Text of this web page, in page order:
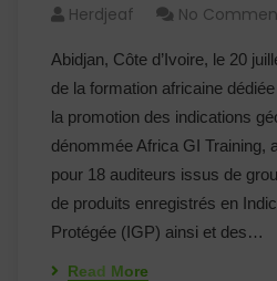
Herdjeaf No
Abidjan, Côte d’Ivoire, le 20
de la formation africaine
la promotion des indications
dénommée Africa GI Training,
pour 18 auditeurs issus de
de produits enregistrés en
Protégée (IGP) ainsi et des…
Read More